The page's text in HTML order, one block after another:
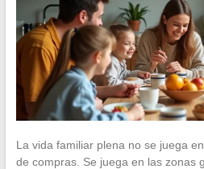
La vida familiar plena no se juega
de compras. Se juega en las zonas